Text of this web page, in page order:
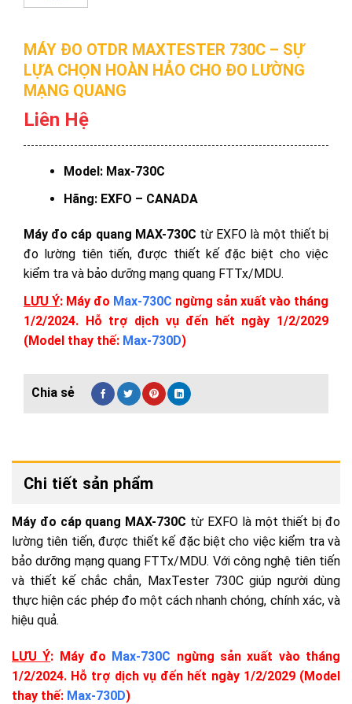
MÁY ĐO OTDR MAXTESTER 730C – SỰ
LỰA CHỌN HOÀN HẢO CHO ĐO LƯỜNG
MẠNG QUANG
Liên Hệ
Model: Max-730C
Hãng: EXFO – CANADA
Máy đo cáp quang MAX-730C từ EXFO là một thiết bị
đo lường tiên tiến, được thiết kế đặc biệt cho việc
kiểm tra và bảo dưỡng mạng quang FTTx/MDU.
LƯU Ý: Máy đo Max-730C ngừng sản xuất vào tháng
1/2/2024. Hỗ trợ dịch vụ đến hết ngày 1/2/2029
(Model thay thế: Max-730D)
Chi tiết sản phẩm
Máy đo cáp quang MAX-730C từ EXFO là một thiết bị đo
lường tiên tiến, được thiết kế đặc biệt cho việc kiểm tra và
bảo dưỡng mạng quang FTTx/MDU. Với công nghệ tiên tiến
và thiết kế chắc chắn, MaxTester 730C giúp người dùng
thực hiện các phép đo một cách nhanh chóng, chính xác, và
hiệu quả.
LƯU Ý: Máy đo Max-730C ngừng sản xuất vào tháng
1/2/2024. Hỗ trợ dịch vụ đến hết ngày 1/2/2029 (Model
thay thế: Max-730D)